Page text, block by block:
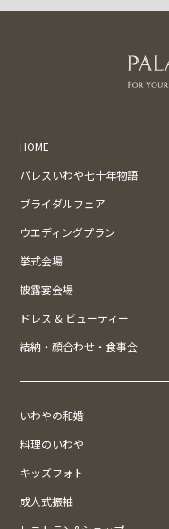
HOME
パレスいわや七十年物語
ブライダルフェア
ウエディングプラン
挙式会場
披露宴会場
ドレス & ビューティー
結納・顔合わせ・食事会
いわやの和婚
料理のいわや
キッズフォト
成人式振袖